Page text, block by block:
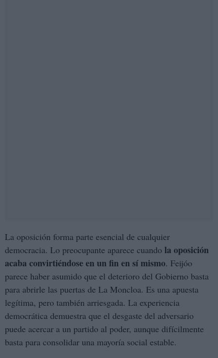
La oposición forma parte esencial de cualquier
democracia. Lo preocupante aparece cuando la oposición
acaba convirtiéndose en un fin en sí mismo. Feijóo
parece haber asumido que el deterioro del Gobierno basta
para abrirle las puertas de La Moncloa. Es una apuesta
legítima, pero también arriesgada. La experiencia
democrática demuestra que el desgaste del adversario
puede acercar a un partido al poder, aunque difícilmente
basta para consolidar una mayoría social estable.